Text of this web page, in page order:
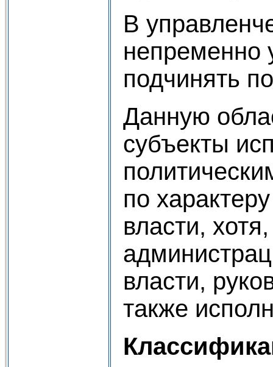
В
непременно
подчинять
Данную
субъекты
по
власти,
власти,
также